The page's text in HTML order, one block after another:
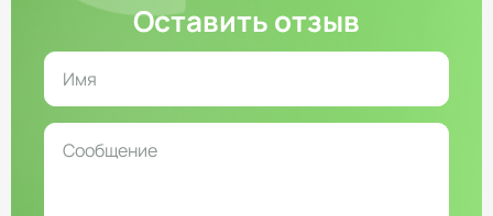
Оставить отзыв